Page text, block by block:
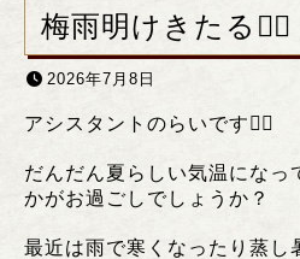
梅雨明けきたる❤️‍🔥
2026年7月8日
アシスタントのらいです❤️‍🔥
だんだん夏らしい気温になっ
かがお過ごしでしょうか？
最近は雨で寒くなったり蒸し